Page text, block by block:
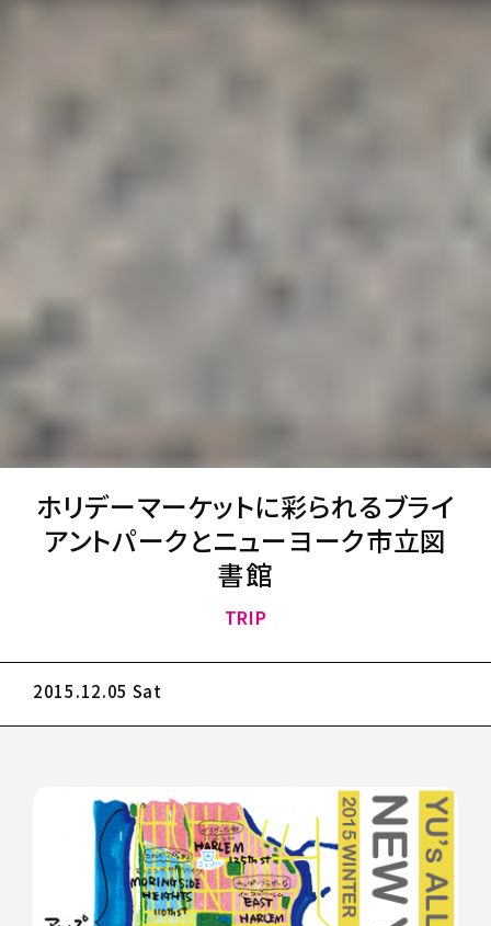
ホリデーマーケットに彩られるブライ
アントパークとニューヨーク市立図
書館
TRIP
2015.12.05 Sat